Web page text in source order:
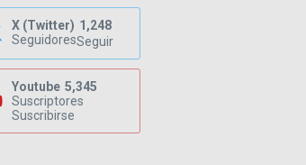
X (Twitter) 1,248
SeguidoresSeguir
Youtube 5,345
Suscriptores
Suscribirse